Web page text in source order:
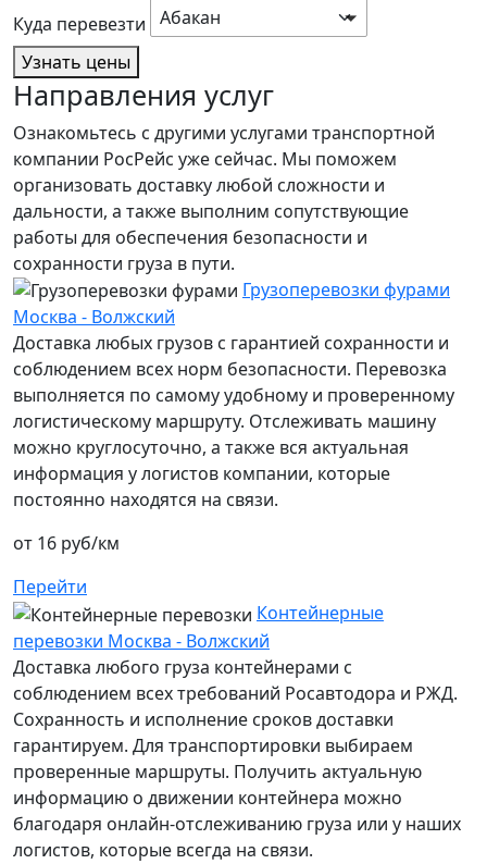
Куда перевезти
Абакан
Узнать цены
Направления услуг
Ознакомьтесь с другими услугами транспортной
компании РосРейс уже сейчас. Мы поможем
организовать доставку любой сложности и
дальности, а также выполним сопутствующие
работы для обеспечения безопасности и
сохранности груза в пути.
Грузоперевозки фурами
Москва - Волжский
Доставка любых грузов с гарантией сохранности и
соблюдением всех норм безопасности. Перевозка
выполняется по самому удобному и проверенному
логистическому маршруту. Отслеживать машину
можно круглосуточно, а также вся актуальная
информация у логистов компании, которые
постоянно находятся на связи.
от 16 руб/км
Перейти
Контейнерные
перевозки Москва - Волжский
Доставка любого груза контейнерами с
соблюдением всех требований Росавтодора и РЖД.
Сохранность и исполнение сроков доставки
гарантируем. Для транспортировки выбираем
проверенные маршруты. Получить актуальную
информацию о движении контейнера можно
благодаря онлайн-отслеживанию груза или у наших
логистов, которые всегда на связи.